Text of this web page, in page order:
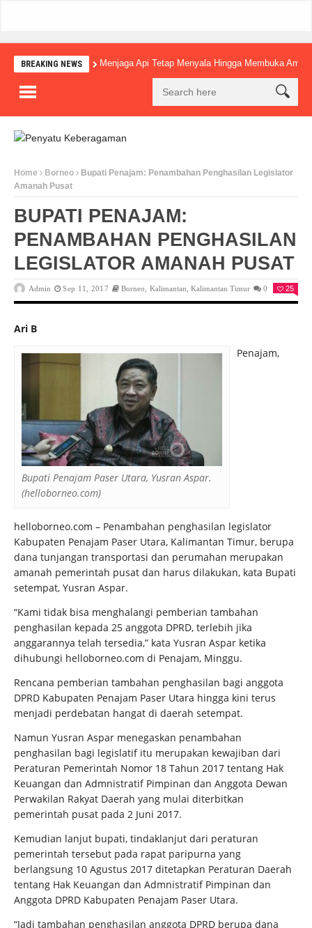
BREAKING NEWS Menjaga Api Tetap Menyala Hingga Membuka
Home Borneo
Bupati Penajam: Penambahan Penghasilan Legislator
Amanah Pusat
BUPATI PENAJAM:
PENAMBAHAN PENGHASILAN
LEGISLATOR AMANAH PUSAT
Admin Sep 11, 2017 Borneo Kalimantan ,Kalimantan Timur 0 25
Ari B
Bupati Penajam Paser Utara, Yusran Aspar.
(helloborneo.com)
Penajam,
helloborneo.com – Penambahan penghasilan legislator
Kabupaten Penajam Paser Utara, Kalimantan Timur, berupa
dana tunjangan transportasi dan perumahan merupakan
amanah pemerintah pusat dan harus dilakukan, kata Bupati
setempat, Yusran Aspar.
“Kami tidak bisa menghalangi pemberian tambahan
penghasilan kepada 25 anggota DPRD, terlebih jika
anggarannya telah tersedia,” kata Yusran Aspar ketika
dihubungi helloborneo.com di Penajam, Minggu.
Rencana pemberian tambahan penghasilan bagi anggota
DPRD Kabupaten Penajam Paser Utara hingga kini terus
menjadi perdebatan hangat di daerah setempat.
Namun Yusran Aspar menegaskan penambahan
penghasilan bagi legislatif itu merupakan kewajiban dari
Peraturan Pemerintah Nomor 18 Tahun 2017 tentang Hak
Keuangan dan Admnistratif Pimpinan dan Anggota Dewan
Perwakilan Rakyat Daerah yang mulai diterbitkan
pemerintah pusat pada 2 Juni 2017.
Kemudian lanjut bupati, tindaklanjut dari peraturan
pemerintah tersebut pada rapat paripurna yang
berlangsung 10 Agustus 2017 ditetapkan Peraturan Daerah
tentang Hak Keuangan dan Admnistratif Pimpinan dan
Anggota DPRD Kabupaten Penajam Paser Utara.
“Jadi tambahan penghasilan anggota DPRD berupa dana